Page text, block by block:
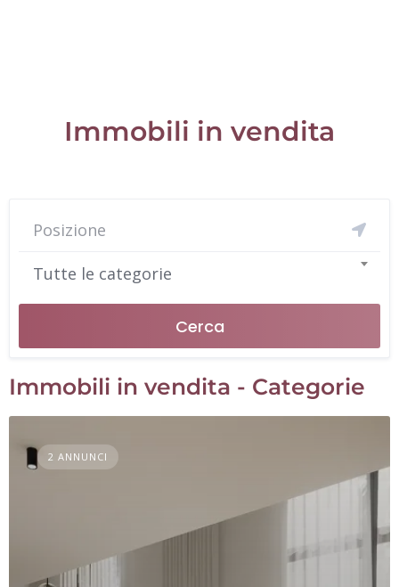
Immobili in vendita
Tutte le categorie
Cerca
Immobili in vendita - Categorie
2 ANNUNCI